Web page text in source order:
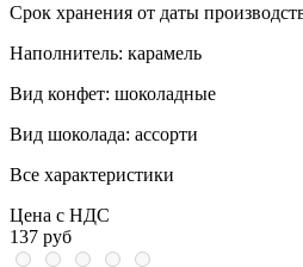
Срок хранения от даты
Наполнитель: карамель
Вид конфет: шоколадные
Вид шоколада: ассорти
Все характеристики
Цена с НДС
137 руб